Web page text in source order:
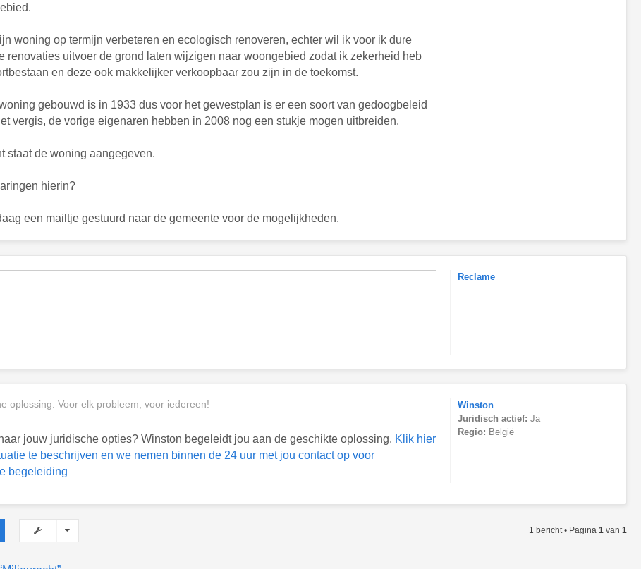
woning op termijn verbeteren en ecologisch renoveren, echter wil ik voor ik dure
renovaties uitvoer de grond laten wijzigen naar woongebied zodat ik zekerheid heb
en deze ook makkelijker verkoopbaar zou zijn in de toekomst.
gebouwd is in 1933 dus voor het gewestplan is er een soort van gedoogbeleid
vergis, de vorige eigenaren hebben in 2008 nog een stukje mogen uitbreiden.
staat de woning aangegeven.
hierin?
een mailtje gestuurd naar de gemeente voor de mogelijkheden.
Reclame
Winston
Juridisch actief: Ja
Regio: België
oplossing. Voor elk probleem, voor iedereen!
jouw juridische opties? Winston begeleidt jou aan de geschikte oplossing. Klik hier
te beschrijven en we nemen binnen de 24 uur met jou contact op voor
begeleiding
1 bericht • Pagina 1 van 1